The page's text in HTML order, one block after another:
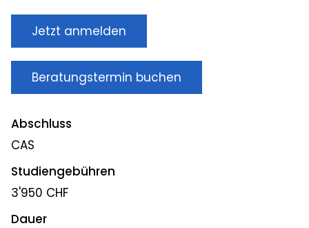
Jetzt anmelden
Beratungstermin buchen
Abschluss
CAS
Studiengebühren
3'950 CHF
Dauer